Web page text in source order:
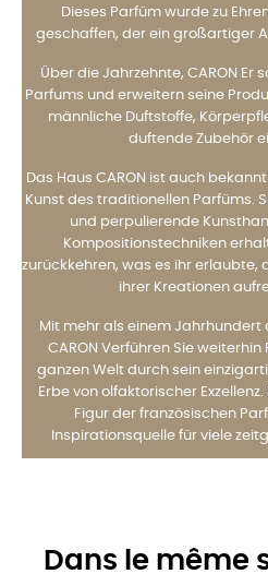
Dieses Parfüm wurde zu
geschaffen, der ein großartiger
Über die Jahrzehnte, CARON Er
Parfums und erweitern seine
männliche Duftstoffe,
duftende Zubehör
Das Haus CARON ist auch
Kunst des traditionellen Parfüms.
und perpulierende
Kompositionstechniken
zurückkehren, was es ihr erlaubte,
ihrer Kreationen
Mit mehr als einem Jahrhundert
CARON Verführen Sie
ganzen Welt durch sein
Erbe von olfaktorischer
Figur der französischen
Inspirationsquelle für viele
Dans le même